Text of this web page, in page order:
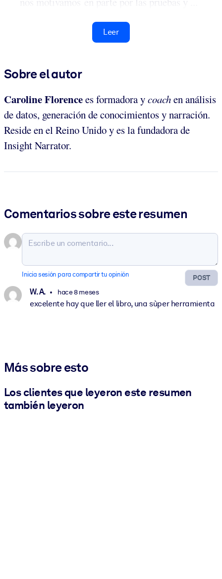
Leer
Sobre el autor
Caroline Florencees formadora ycoachen análisis
de datos, generación de conocimientos y narración.
Reside en el Reino Unido y es la fundadora de
Insight Narrator.
Comentarios sobre este resumen
POST
Inicia sesión para compartir tu opinión
W. A. hace 8 meses
excelente hay que ller el libro, una sùper herramienta
Más sobre esto
Los clientes que leyeron este resumen
también leyeron